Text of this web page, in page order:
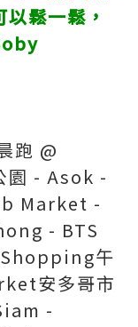
鬆一鬆，
跑 @
園 - Asok -
Market -
- BTS
午
安多哥市
-